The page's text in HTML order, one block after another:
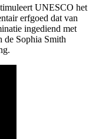
UNESCO het
erfgoed dat van
ingediend met
de Sophia Smith